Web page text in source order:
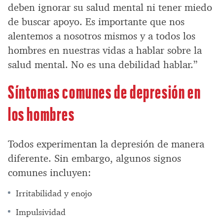
deben ignorar su salud mental ni tener miedo
de buscar apoyo. Es importante que nos
alentemos a nosotros mismos y a todos los
hombres en nuestras vidas a hablar sobre la
salud mental. No es una debilidad hablar.”
Síntomas comunes de depresión en
los hombres
Todos experimentan la depresión de manera
diferente. Sin embargo, algunos signos
comunes incluyen:
Irritabilidad y enojo
Impulsividad